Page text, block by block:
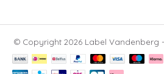
© Copyright 2026 Label Vandenberg